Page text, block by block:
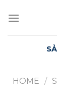
HOME /